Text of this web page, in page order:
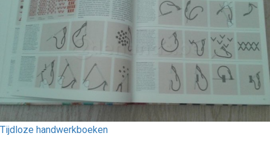
Tijdloze handwerkboeken